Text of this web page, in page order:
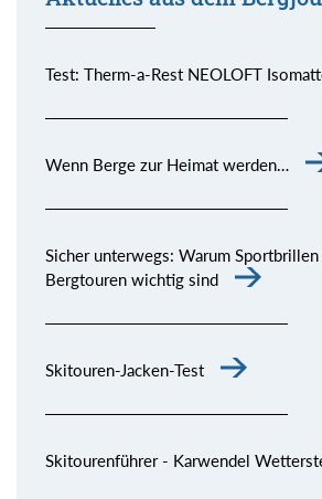
Test: Therm-a-Rest NEOLOFT
Wenn Berge zur Heimat werden…
Sicher unterwegs: Warum
Bergtouren wichtig sind
Skitouren-Jacken-Test
Skitourenführer - Karwendel